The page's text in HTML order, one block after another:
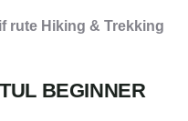
rute Hiking & Trekking
BEGINNER